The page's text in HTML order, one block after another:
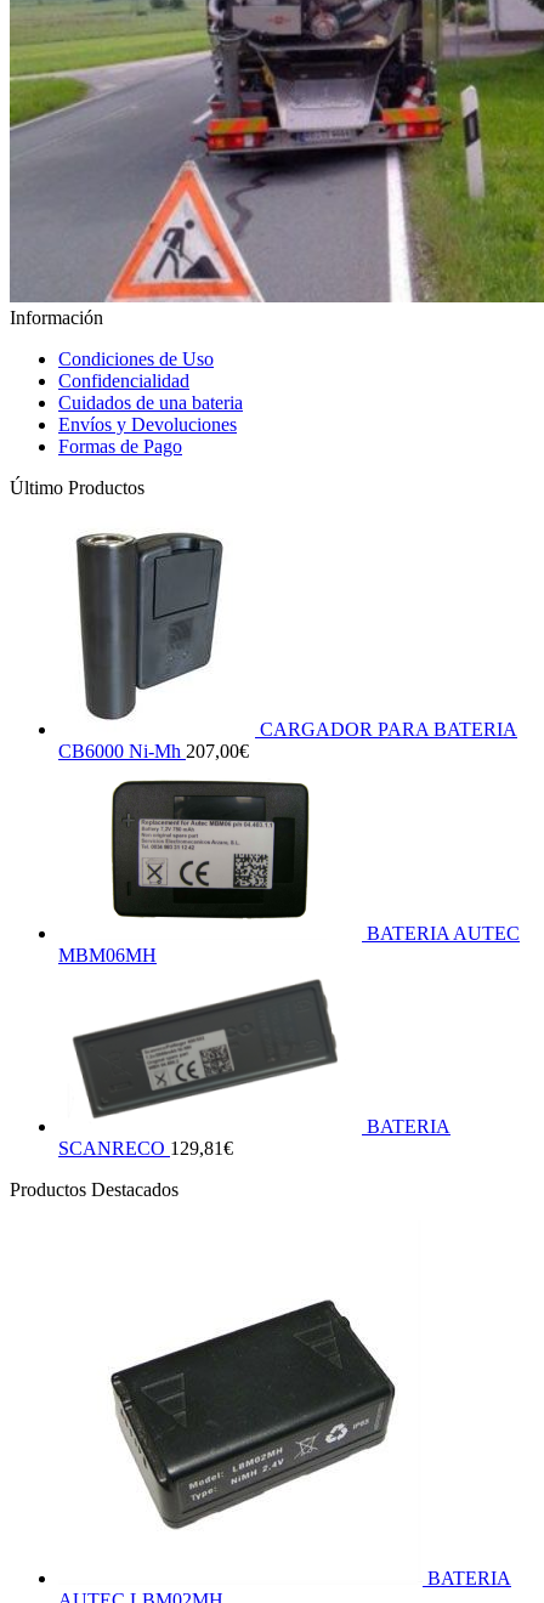
Información
Condiciones de Uso
Confidencialidad
Cuidados de una bateria
Envíos y Devoluciones
Formas de Pago
Último Productos
CARGADOR PARA BATERIA
CB6000 Ni-Mh 207,00€
BATERIA AUTEC
MBM06MH
BATERIA
SCANRECO 129,81€
Productos Destacados
BATERIA